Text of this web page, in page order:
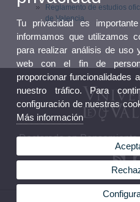
Reglamento de estudios
de Valencia.
Doctorado en
Tu privacidad es
informamos que utilizamos
para realizar análisis de uso
web con el fin de
proporcionar funcionalidades
nuestro tráfico. Para
configuración de nuestras
Más información